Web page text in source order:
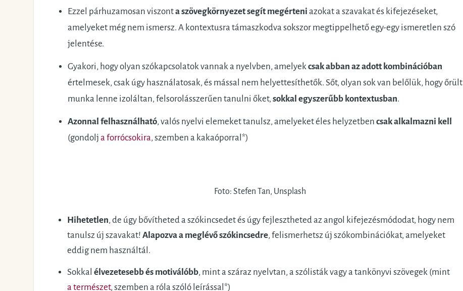
Ezzel párhuzamosan viszonta szövegkörnyezet segít megérteni azokat a szavakat és kifejezéseket,
amelyeket még nem ismersz. A kontextusra támaszkodva sokszor megtippelhető egy-egy ismeretlen szó
jelentése.
Gyakori, hogy olyan szókapcsolatok vannak a nyelvben, amelyekcsak abban az adott kombinációban
értelmesek, csak úgy használatosak, és mással nem helyettesíthetők. Sőt, olyan sok van belőlük, hogy őrült
munka lenne izoláltan, felsorolásszerűen tanulni őket,sokkal egyszerűbb kontextusban.
Azonnal felhasználható, valós nyelvi elemeket tanulsz, amelyeket éles helyzetben csak alkalmazni kell
(gondolj a forrócsokira, szemben a kakaóporral*)
Foto: Stefen Tan, Unsplash
Hihetetlen, de úgy bővítheted a szókincsedet és úgy fejlesztheted az angol kifejezésmódodat, hogy nem
tanulsz új szavakat! Alapozva a meglévő szókincsedre, felismerhetsz új szókombinációkat, amelyeket
eddig nem használtál.
Sokkal élvezetesebb és motiválóbb, mint a száraz nyelvtan, a szólisták vagy a tankönyvi szövegek (mint
a természet, szemben a róla szóló leírással*)